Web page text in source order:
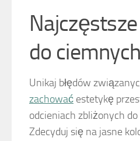
do
Unikaj błędów
zachować estetykę
odcieniach zbliżonych
Zdecyduj się na jasne